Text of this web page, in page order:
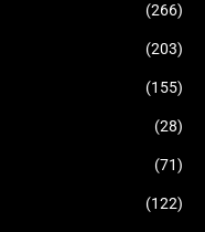
(266)
(203)
(155)
(28)
(71)
(122)